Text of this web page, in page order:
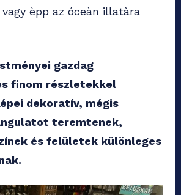
èpp az óceàn illatàra
gazdag
finom részletekkel
dekoratív, mégis
teremtenek,
és felületek különleges